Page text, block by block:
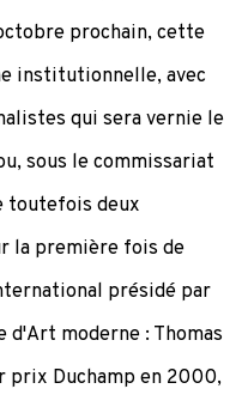
prochain, cette
institutionnelle, avec
qui sera vernie le
sous le commissariat
toutefois deux
la première fois de
présidé par
d'Art moderne : Thomas
prix Duchamp en 2000,